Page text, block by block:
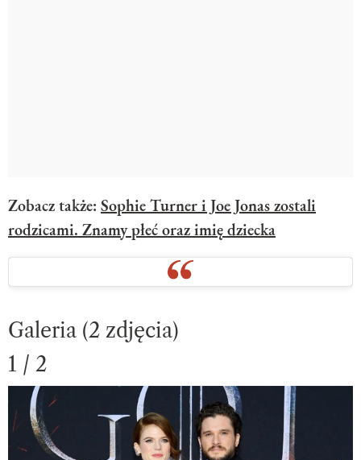
Zobacz także: Sophie Turner i Joe Jonas zostali
rodzicami. Znamy płeć oraz imię dziecka
Galeria (2 zdjęcia)
1 / 2